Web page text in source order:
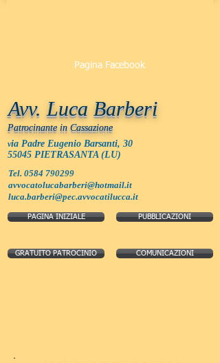
Pagina Facebook
Avv. Luca Barberi
Patrocinante in Cassazione
via Padre Eugenio Barsanti, 30
55045 PIETRASANTA (LU)
Tel. 0584 790299
avvocatolucabarberi@hotmail.it
luca.barberi@pec.avvocatilucca.it
PAGINA INIZIALE
GRATUITO PATROCINIO
PUBBLICAZIONI
COMUNICAZIONI